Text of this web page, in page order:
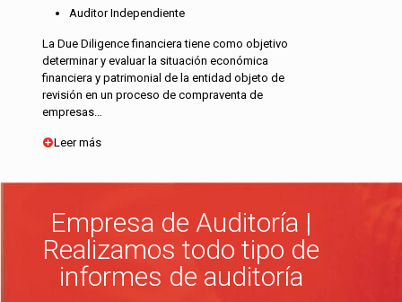
Auditor Independiente
La Due Diligence financiera tiene como objetivo
determinar y evaluar la situación económica
financiera y patrimonial de la entidad objeto de
revisión en un proceso de compraventa de
empresas…
Leer más
Empresa de Auditoría |
Realizamos todo tipo de
informes de auditoría